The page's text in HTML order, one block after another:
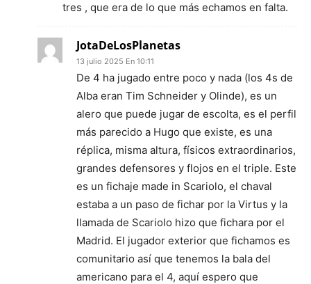
tres , que era de lo que más echamos en falta.
JotaDeLosPlanetas
13 julio 2025 En 10:11
De 4 ha jugado entre poco y nada (los 4s de
Alba eran Tim Schneider y Olinde), es un
alero que puede jugar de escolta, es el perfil
más parecido a Hugo que existe, es una
réplica, misma altura, físicos extraordinarios,
grandes defensores y flojos en el triple. Este
es un fichaje made in Scariolo, el chaval
estaba a un paso de fichar por la Virtus y la
llamada de Scariolo hizo que fichara por el
Madrid. El jugador exterior que fichamos es
comunitario así que tenemos la bala del
americano para el 4, aquí espero que